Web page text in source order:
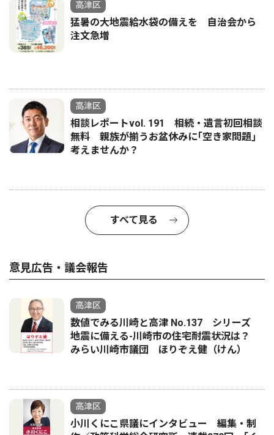
高津区
猛暑の大地震給水袋の備えを 自治会から
注文急増
高津区
相談レポートvol. 191 相続・遺言初回相談
無料 親族が揃うお盆休みに｢空き家問題｣
考えませんか？
すべて見る
意見広告・議会報告
高津区
数値でみる川崎と高津 No.137 シリーズ
地震に備える-川崎市の住宅耐震状況は？
みらい川崎市議団 ほりぞえ健（けん）
高津区
小川くにこ県議にインタビュー 編集・制